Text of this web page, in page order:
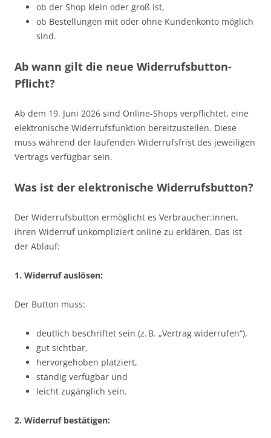
ob der Shop klein oder groß ist,
ob Bestellungen mit oder ohne Kundenkonto möglich
sind.
Ab wann gilt die neue Widerrufsbutton-
Pflicht?
Ab dem 19. Juni 2026 sind Online-Shops verpflichtet, eine
elektronische Widerrufsfunktion bereitzustellen. Diese
muss während der laufenden Widerrufsfrist des jeweiligen
Vertrags verfügbar sein.
Was ist der elektronische Widerrufsbutton?
Der Widerrufsbutton ermöglicht es Verbraucher:innen,
ihren Widerruf unkompliziert online zu erklären. Das ist
der Ablauf:
1. Widerruf auslösen:
Der Button muss:
deutlich beschriftet sein (z. B. „Vertrag widerrufen“),
gut sichtbar,
hervorgehoben platziert,
ständig verfügbar und
leicht zugänglich sein.
2. Widerruf bestätigen: